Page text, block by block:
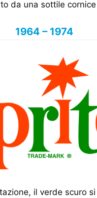
da una sottile
1964 – 1974
il verde scuro